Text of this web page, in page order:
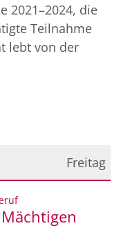
2021–2024, die
Teilnahme
lebt von der
Freitag
:
Mächtigen